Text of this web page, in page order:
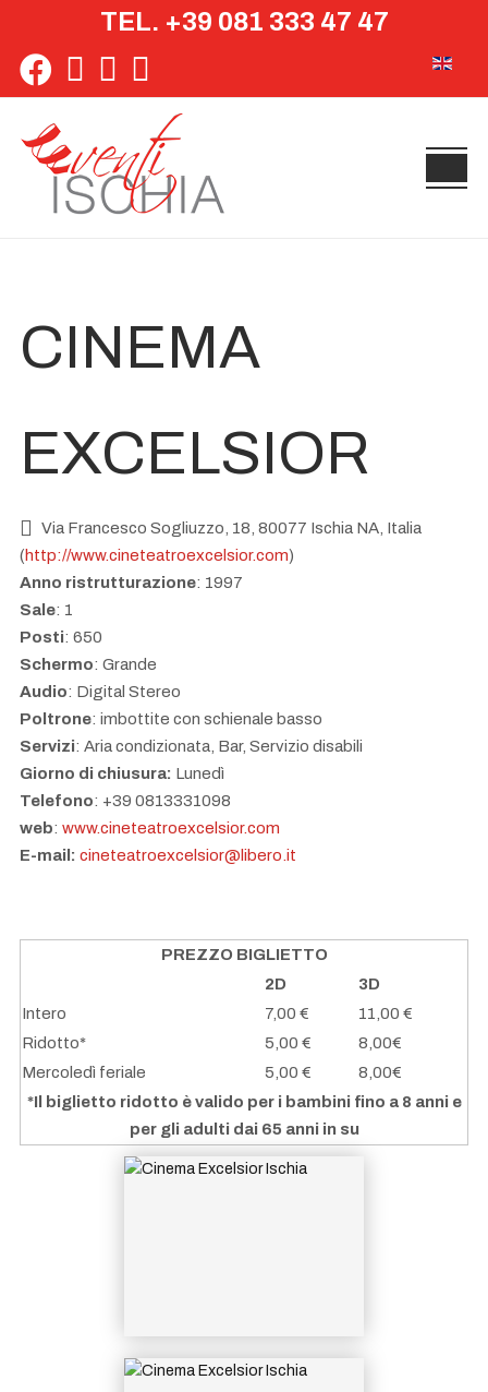
TEL. +39 081 333 47 47
CINEMA
EXCELSIOR
Via Francesco Sogliuzzo, 18, 80077 Ischia NA, Italia
(http://www.cineteatroexcelsior.com)
Anno ristrutturazione: 1997
Sale: 1
Posti: 650
Schermo: Grande
Audio: Digital Stereo
Poltrone: imbottite con schienale basso
Servizi: Aria condizionata, Bar, Servizio disabili
Giorno di chiusura: Lunedì
Telefono: +39 0813331098
web: www.cineteatroexcelsior.com
E-mail: cineteatroexcelsior@libero.it
PREZZO BIGLIETTO
2D
3D
Intero
7,00 €
11,00 €
Ridotto*
5,00 €
8,00€
Mercoledì feriale
5,00 €
8,00€
*Il biglietto ridotto è valido per i bambini fino a 8 anni e
per gli adulti dai 65 anni in su
CINEMA EXCELSIOR
ISCHIA
CINEMA EXCELSIOR
ISCHIA
GRAN CONCERTO DI
CAPODANNO